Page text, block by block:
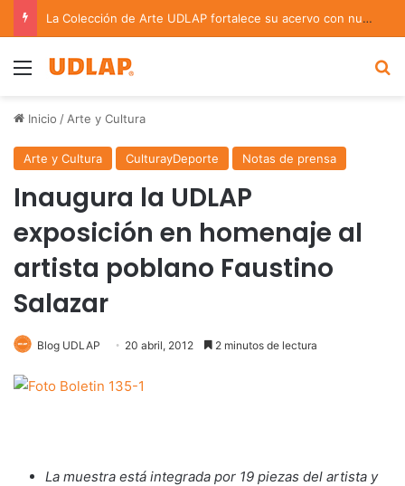
La Colección de Arte UDLAP fortalece su acervo con nuevas obras de artistas emergentes y consolidados
Menu
Inicio / Arte y Cultura
Arte y Cultura CulturayDeporte Notas de prensa
Inaugura la UDLAP
exposición en homenaje al
artista poblano Faustino
Salazar
Blog UDLAP 20 abril, 2012 2 minutos de lectura
La muestra está integrada por 19 piezas del artista y